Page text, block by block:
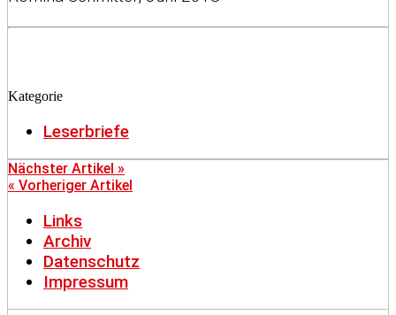
Kategorie
Leserbriefe
Nächster Artikel »
« Vorheriger Artikel
Links
Archiv
Datenschutz
Impressum